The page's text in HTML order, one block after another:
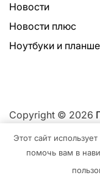
Новости
Новости плюс
Ноутбуки и
Copyright © 2026
платформе
Этот сайт
помочь вам в